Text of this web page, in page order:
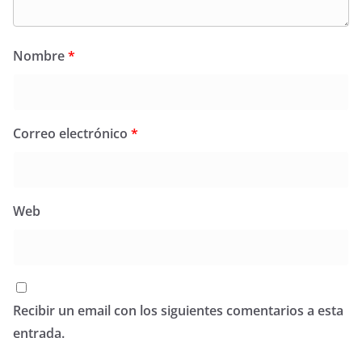
Nombre*
Correo electrónico *
Web
Recibir un email con los siguientes comentarios a esta
entrada.